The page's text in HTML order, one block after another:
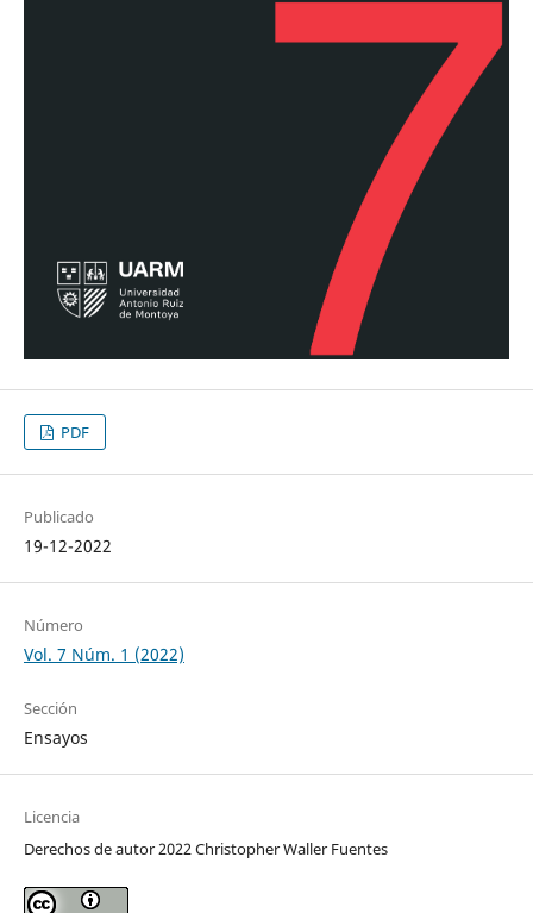
PDF
Publicado
19-12-2022
Número
Vol. 7 Núm. 1 (2022)
Sección
Ensayos
Licencia
Derechos de autor 2022 Christopher Waller Fuentes